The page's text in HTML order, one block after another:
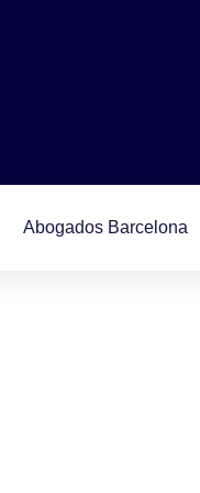
Abogados Barcelona